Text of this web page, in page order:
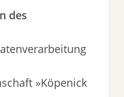
des
»Köpenick